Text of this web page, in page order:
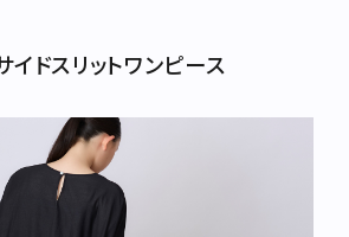
イドスリットワンピース